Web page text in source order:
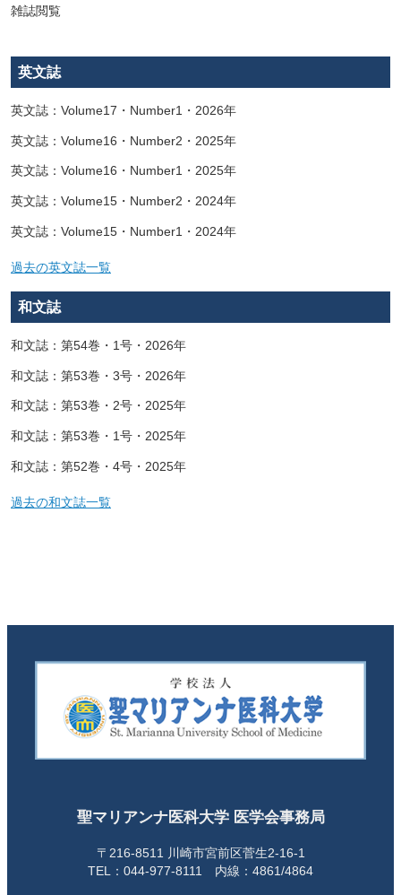
雑誌閲覧
英文誌
英文誌：Volume17・Number1・2026年
英文誌：Volume16・Number2・2025年
英文誌：Volume16・Number1・2025年
英文誌：Volume15・Number2・2024年
英文誌：Volume15・Number1・2024年
過去の英文誌一覧
和文誌
和文誌：第54巻・1号・2026年
和文誌：第53巻・3号・2026年
和文誌：第53巻・2号・2025年
和文誌：第53巻・1号・2025年
和文誌：第52巻・4号・2025年
過去の和文誌一覧
聖マリアンナ医科大学 医学会事務局
〒216-8511 川崎市宮前区菅生2-16-1
TEL：044-977-8111 内線：4861/4864